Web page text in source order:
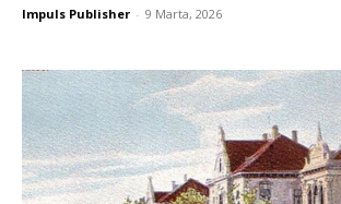
Impuls Publisher - 9 Marta, 2026